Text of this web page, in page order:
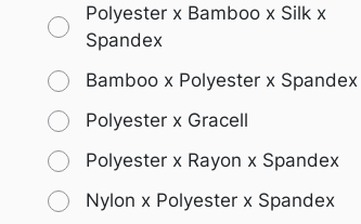
Polyester x Bamboo x Silk x
Spandex
Bamboo x Polyester x Spandex
Polyester x Gracell
Polyester x Rayon x Spandex
Nylon x Polyester x Spandex